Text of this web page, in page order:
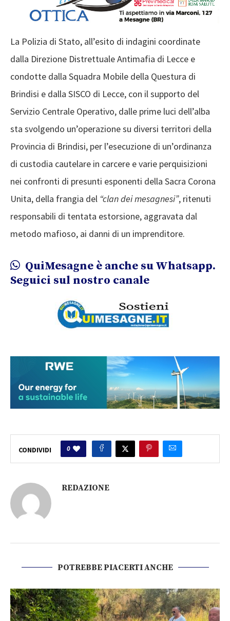
La Polizia di Stato, all’esito di indagini coordinate
dalla Direzione Distrettuale Antimafia di Lecce e
condotte dalla Squadra Mobile della Questura di
Brindisi e dalla SISCO di Lecce, con il supporto del
Servizio Centrale Operativo, dalle prime luci dell’alba
sta svolgendo un’operazione su diversi territori della
Provincia di Brindisi, per l’esecuzione di un’ordinanza
di custodia cautelare in carcere e varie perquisizioni
nei confronti di presunti esponenti della Sacra Corona
Unita, della frangia del “clan dei mesagnesi”, ritenuti
responsabili di tentata estorsione, aggravata dal
metodo mafioso, ai danni di un imprenditore.
QuiMesagne è anche su Whatsapp.
Seguici sul nostro canale
CONDIVIDI 0
REDAZIONE
POTREBBE PIACERTI ANCHE